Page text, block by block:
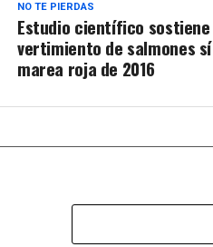
NO TE PIERDAS
Estudio científico sostiene
vertimiento de salmones
marea roja de 2016